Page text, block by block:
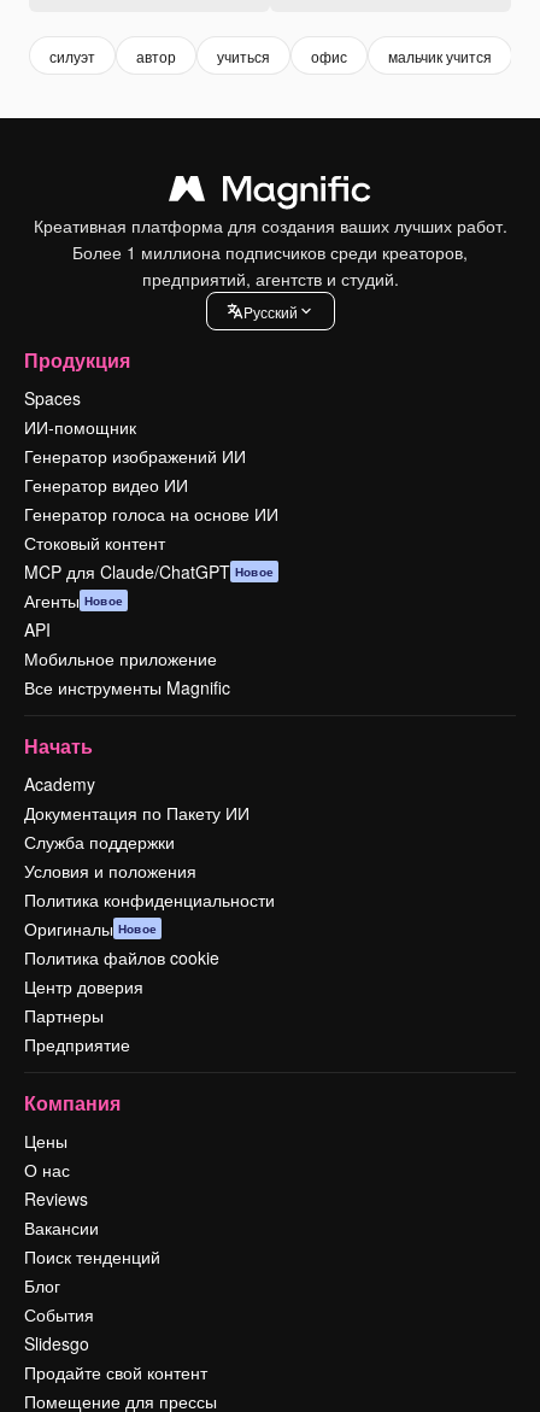
силуэт автор учиться офис мальчик учится
Креативная платформа для создания ваших лучших работ.
Более 1 миллиона подписчиков среди креаторов,
предприятий, агентств и студий.
Pусский
Продукция
Spaces
ИИ-помощник
Генератор изображений ИИ
Генератор видео ИИ
Генератор голоса на основе ИИ
Стоковый контент
MCP для Claude/ChatGPT Новое
Агенты Новое
API
Мобильное приложение
Все инструменты Magnific
Начать
Academy
Документация по Пакету ИИ
Служба поддержки
Условия и положения
Политика конфиденциальности
Оригиналы Новое
Политика файлов cookie
Центр доверия
Партнеры
Предприятие
Компания
Цены
О нас
Reviews
Вакансии
Поиск тенденций
Блог
События
Slidesgo
Продайте свой контент
Помещение для прессы